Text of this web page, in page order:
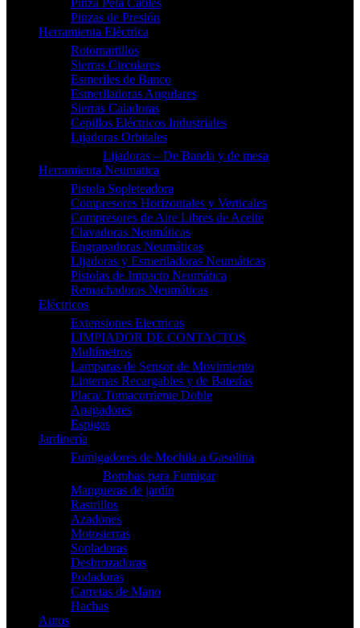
Pinza Pela Cables
Pinzas de Presión
Herramienta Eléctrica
Rotomartillos
Sierras Circulares
Esmeriles de Banco
Esmeriladoras Angulares
Sierras Caladoras
Cepillos Eléctricos Industriales
Lijadoras Orbitales
Lijadoras – De Banda y de mesa
Herramienta Neumatica
Pistola Sopleteadora
Compresores Horizontales y Verticales
Compresores de Aire Libres de Aceite
Clavadoras Neumáticas
Engrapadoras Neumáticas
Lijadoras y Esmeriladoras Neumáticas
Pistolas de Impacto Neumática
Remachadoras Neumáticas
Eléctricos
Extensiones Electricas
LIMPIADOR DE CONTACTOS
Multímetros
Lamparas de Sensor de Movimiento
Linternas Recargables y de Baterías
Placa/ Tomacorriente Doble
Apagadores
Espigas
Jardinería
Fumigadores de Mochila a Gasolina
Bombas para Fumigar
Mangueras de jardín
Rastrillos
Azadones
Motosierras
Sopladoras
Desbrozadoras
Podadoras
Carretas de Mano
Hachas
Autos